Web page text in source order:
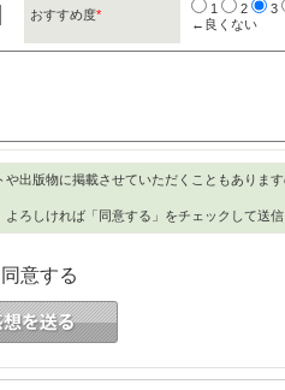
おすすめ度* 1 2 3
←良くない
出版物に掲載させていただくこともありま
よろしければ「同意する」をチェックして送信
同意する